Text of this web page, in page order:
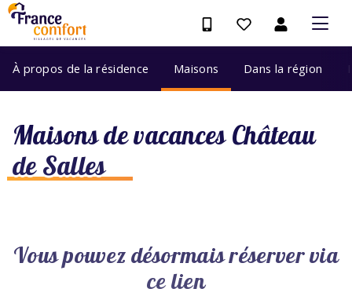
À propos de la résidence Maisons Dans la région
Maisons de vacances Château
de Salles
Vous pouvez désormais réserver via
ce lien